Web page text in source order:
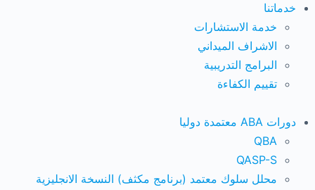
خدماتنا
خدمة الاستشارات
الاشراف الميداني
البرامج التدريبية
تقييم الكفاءة
دورات ABA معتمدة دوليا
QBA
QASP-S
محلل سلوك معتمد (برنامج مكثف) النسخة الانجليزية